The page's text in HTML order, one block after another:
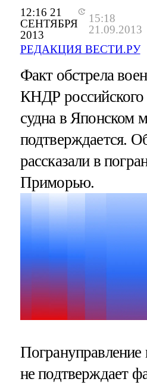
12:16 21
СЕНТЯБРЯ
2013
15:18
21.09.2013
РЕДАКЦИЯ ВЕСТИ.РУ
Факт обстрела
КНДР
судна в Японском
подтверждается.
рассказали в
Приморью.
не подтверждает